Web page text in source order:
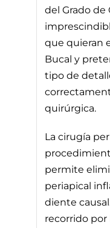
del Grado de
que quieran
Bucal y
tipo de
quirúrgica.
La cirugía
permite
periapical
diente
recorrido por